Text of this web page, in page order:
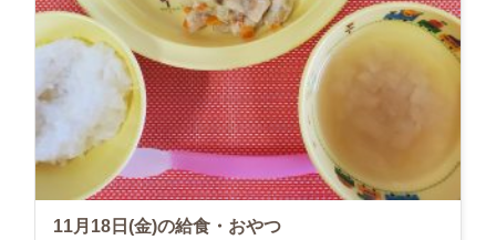
11月18日(金)の給食・おやつ